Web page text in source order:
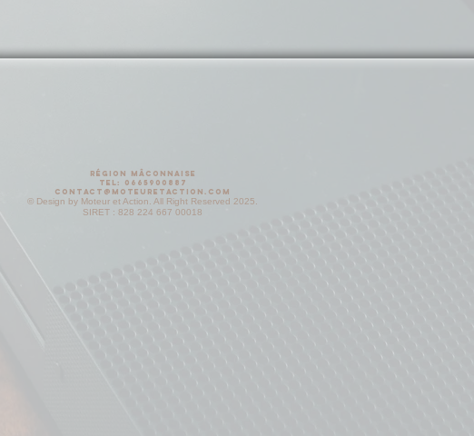
Région mâconnaise
Tel: 0665900887
Contact@moteuretaction.com
© Design by Moteur et Action. All Right Reserved 2025.
SIRET : 828 224 667 00018